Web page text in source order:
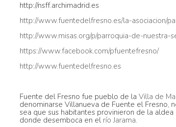
http://nsff.archimadrid.es
http://www.fuentedelfresno.es/la-asociacion/
http://www.misas.org/p/parroquia-de-
https://www.facebook.com/pfuentefresno/
http://www.fuentedelfresno.es
Fuente del Fresno fue pueblo de la Villa de
denominarse Villanueva de Fuente el Fresno,
sea que sus habitantes provinieron de la
donde desemboca en el río Jarama.